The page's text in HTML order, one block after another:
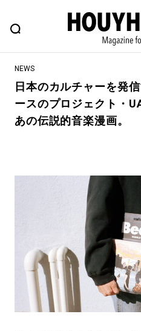
FEATURE BLOG
ヒップなファッション、カルチャ
#注目のタグ
#NEW VINTAGE #マイ
#路地裏てぃーん。
#GH 銘品の所以 #フイ
#Commune H #FOCUS
#ととけん #FASHION
#LIFESTYLE #SNEAKER
#SPORTS
NEWS
日本のカルチャーを発
ースのプロジェクト・
あの伝説的音楽漫画。